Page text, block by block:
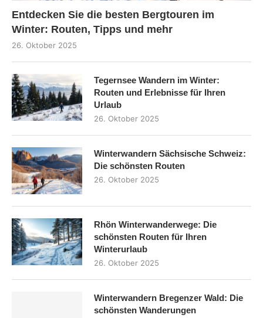
Entdecken Sie die besten Bergtouren im
Winter: Routen, Tipps und mehr
26. Oktober 2025
Tegernsee Wandern im Winter:
Routen und Erlebnisse für Ihren
Urlaub
26. Oktober 2025
Winterwandern Sächsische Schweiz:
Die schönsten Routen
26. Oktober 2025
Rhön Winterwanderwege: Die
schönsten Routen für Ihren
Winterurlaub
26. Oktober 2025
Winterwandern Bregenzer Wald: Die
schönsten Wanderungen